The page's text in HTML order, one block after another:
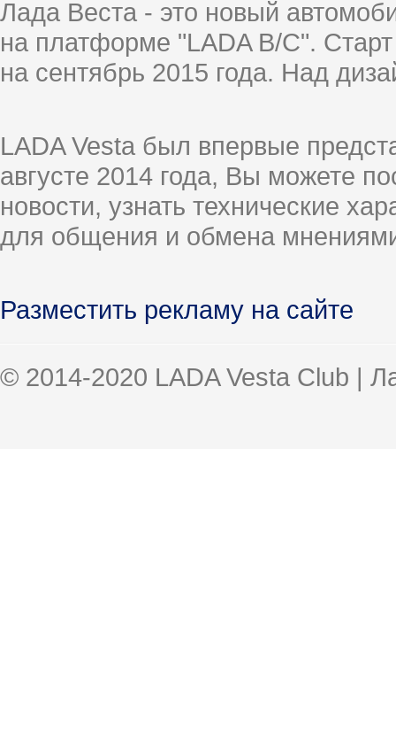
Лада Веста - это новый
на платформе "LADA B/C".
на сентябрь 2015 года. Над
LADA Vesta был впервые
августе 2014 года, Вы можете
новости, узнать технические
для общения и обмена
Разместить рекламу на сайте
© 2014-2020 LADA Vesta Club |